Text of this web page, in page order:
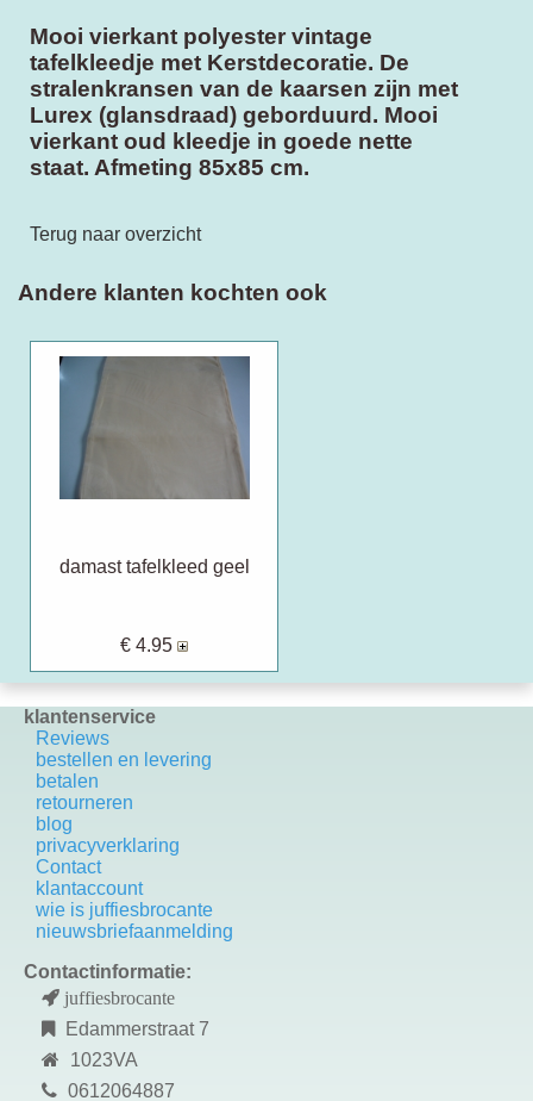
Mooi vierkant polyester vintage
tafelkleedje met Kerstdecoratie. De
stralenkransen van de kaarsen zijn met
Lurex (glansdraad) geborduurd. Mooi
vierkant oud kleedje in goede nette
staat. Afmeting 85x85 cm.
Terug naar overzicht
Andere klanten kochten ook
damast tafelkleed geel
€ 4.95
klantenservice
Reviews
bestellen en levering
betalen
retourneren
blog
privacyverklaring
Contact
k lantaccount
wie is juffiesbrocante
nieuwsbriefaanmelding
Contactinformatie:
juffiesbrocante
Edammerstraat 7
1023VA
0612064887